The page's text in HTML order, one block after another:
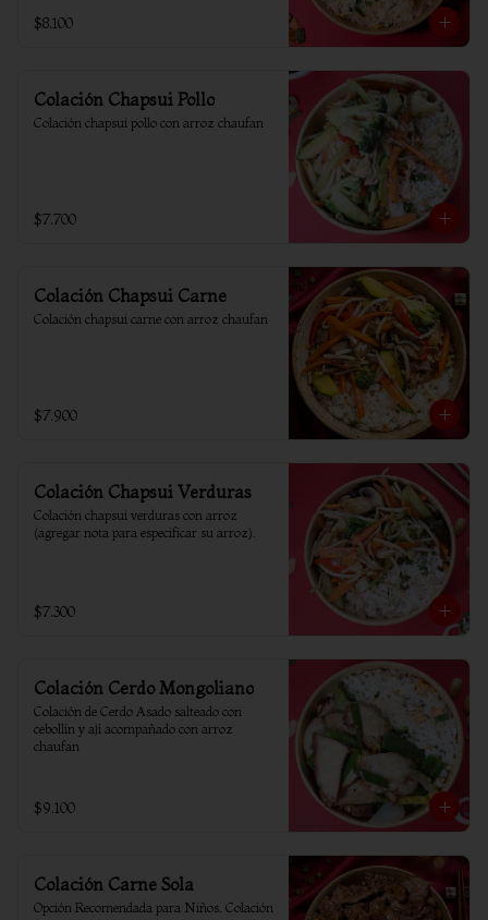
$8.100
Colación Chapsui Pollo
Colación chapsui pollo con arroz chaufan
$7.700
Colación Chapsui Carne
Colación chapsui carne con arroz chaufan
$7.900
Colación Chapsui Verduras
Colación chapsui verduras con arroz
(agregar nota para especificar su arroz).
$7.300
Colación Cerdo Mongoliano
Colación de Cerdo Asado salteado con
cebollín y ají acompañado con arroz
chaufan
$9.100
Colación Carne Sola
Opción Recomendada para Niños. Colación